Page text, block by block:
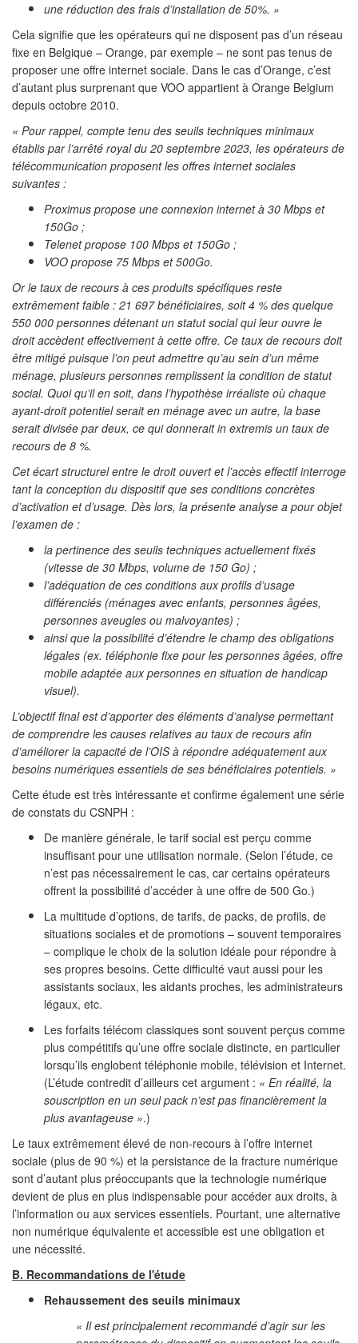
une réduction des frais d’installation de 50%. »
Cela signifie que les opérateurs qui ne disposent pas d’un réseau
fixe en Belgique – Orange, par exemple – ne sont pas tenus de
proposer une offre internet sociale. Dans le cas d’Orange, c’est
d’autant plus surprenant que VOO appartient à Orange Belgium
depuis octobre 2010.
« Pour rappel, compte tenu des seuils techniques minimaux
établis par l’arrêté royal du 20 septembre 2023, les opérateurs de
télécommunication proposent les offres internet sociales
suivantes :
Proximus propose une connexion internet à 30 Mbps et
150Go ;
Telenet propose 100 Mbps et 150Go ;
VOO propose 75 Mbps et 500Go.
Or le taux de recours à ces produits spécifiques reste
extrêmement faible : 21 697 bénéficiaires, soit 4 % des quelque
550 000 personnes détenant un statut social qui leur ouvre le
droit accèdent effectivement à cette offre. Ce taux de recours doit
être mitigé puisque l’on peut admettre qu’au sein d’un même
ménage, plusieurs personnes remplissent la condition de statut
social. Quoi qu’il en soit, dans l’hypothèse irréaliste où chaque
ayant-droit potentiel serait en ménage avec un autre, la base
serait divisée par deux, ce qui donnerait in extremis un taux de
recours de 8 %.
Cet écart structurel entre le droit ouvert et l’accès effectif interroge
tant la conception du dispositif que ses conditions concrètes
d’activation et d’usage. Dès lors, la présente analyse a pour objet
l’examen de :
la pertinence des seuils techniques actuellement fixés
(vitesse de 30 Mbps, volume de 150 Go) ;
l’adéquation de ces conditions aux profils d’usage
différenciés (ménages avec enfants, personnes âgées,
personnes aveugles ou malvoyantes) ;
ainsi que la possibilité d’étendre le champ des obligations
légales (ex. téléphonie fixe pour les personnes âgées, offre
mobile adaptée aux personnes en situation de handicap
visuel).
L’objectif final est d’apporter des éléments d’analyse permettant
de comprendre les causes relatives au taux de recours afin
d’améliorer la capacité de l’OIS à répondre adéquatement aux
besoins numériques essentiels de ses bénéficiaires potentiels. »
Cette étude est très intéressante et confirme également une série
de constats du CSNPH :
De manière générale, le tarif social est perçu comme
insuffisant pour une utilisation normale. (Selon l’étude, ce
n’est pas nécessairement le cas, car certains opérateurs
offrent la possibilité d’accéder à une offre de 500 Go.)
La multitude d’options, de tarifs, de packs, de profils, de
situations sociales et de promotions – souvent temporaires
– complique le choix de la solution idéale pour répondre à
ses propres besoins. Cette difficulté vaut aussi pour les
assistants sociaux, les aidants proches, les administrateurs
légaux, etc.
Les forfaits télécom classiques sont souvent perçus comme
plus compétitifs qu’une offre sociale distincte, en particulier
lorsqu’ils englobent téléphonie mobile, télévision et Internet.
(L’étude contredit d’ailleurs cet argument : « En réalité, la
souscription en un seul pack n’est pas financièrement la
plus avantageuse ».)
Le taux extrêmement élevé de non-recours à l’offre internet
sociale (plus de 90 %) et la persistance de la fracture numérique
sont d’autant plus préoccupants que la technologie numérique
devient de plus en plus indispensable pour accéder aux droits, à
l’information ou aux services essentiels. Pourtant, une alternative
non numérique équivalente et accessible est une obligation et
une nécessité.
B. Recommandations de l'étude
Rehaussement des seuils minimaux
« Il est principalement recommandé d’agir sur les